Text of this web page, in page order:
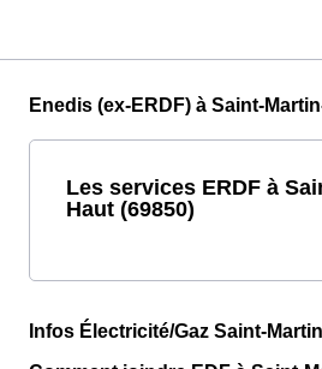
Enedis (ex-ERDF) à Saint-
Les services ERDF à
Haut (69850)
Infos Électricité/Gaz Saint-